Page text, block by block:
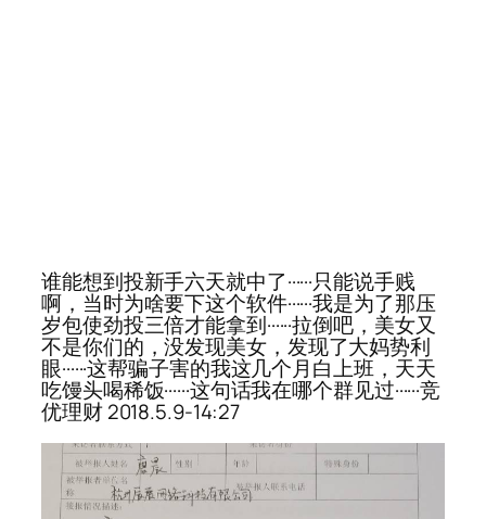
谁能想到投新手六天就中了······只能说手贱
啊，当时为啥要下这个软件······我是为了那压
岁包使劲投三倍才能拿到······拉倒吧，美女又
不是你们的，没发现美女，发现了大妈势利
眼······这帮骗子害的我这几个月白上班，天天
吃馒头喝稀饭······这句话我在哪个群见过······竞
优理财 2018.5.9-14:27